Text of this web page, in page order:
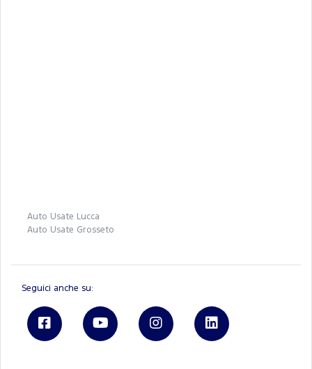
Auto Usate Lucca
Auto Usate Grosseto
Seguici anche su: